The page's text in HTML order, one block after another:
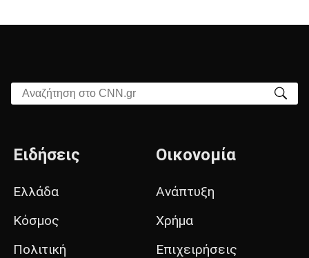
Αναζήτηση στο CNN.gr
Ειδήσεις
Ελλάδα
Κόσμος
Πολιτική
Οικονομία
Ανάπτυξη
Χρήμα
Επιχειρήσεις